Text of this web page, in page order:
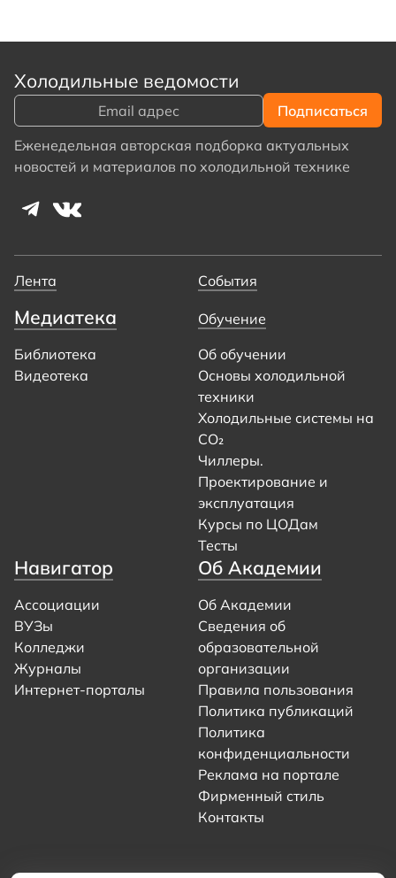
Холодильные ведомости
Еженедельная авторская подборка актуальных
новостей и материалов по холодильной технике
Лента События
Медиатека
Библиотека
Видеотека
Обучение
Об обучении
Основы холодильной
техники
Холодильные системы на
CO₂
Чиллеры.
Проектирование и
эксплуатация
Курсы по ЦОДам
Тесты
Навигатор
Ассоциации
ВУЗы
Колледжи
Журналы
Интернет-порталы
Об Академии
Об Академии
Сведения об
образовательной
организации
Правила пользования
Политика публикаций
Политика
конфиденциальности
Реклама на портале
Фирменный стиль
Контакты